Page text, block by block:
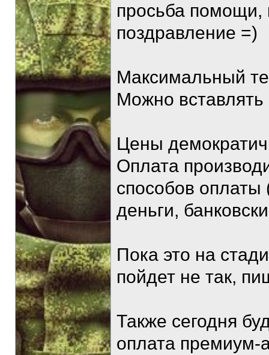
просьба помощи,
поздравление =)
Максимальный
Можно
Цены
Оплата
способов
деньги,
Пока это на
пойдет не так,
Также сегодня
оплата премиум-